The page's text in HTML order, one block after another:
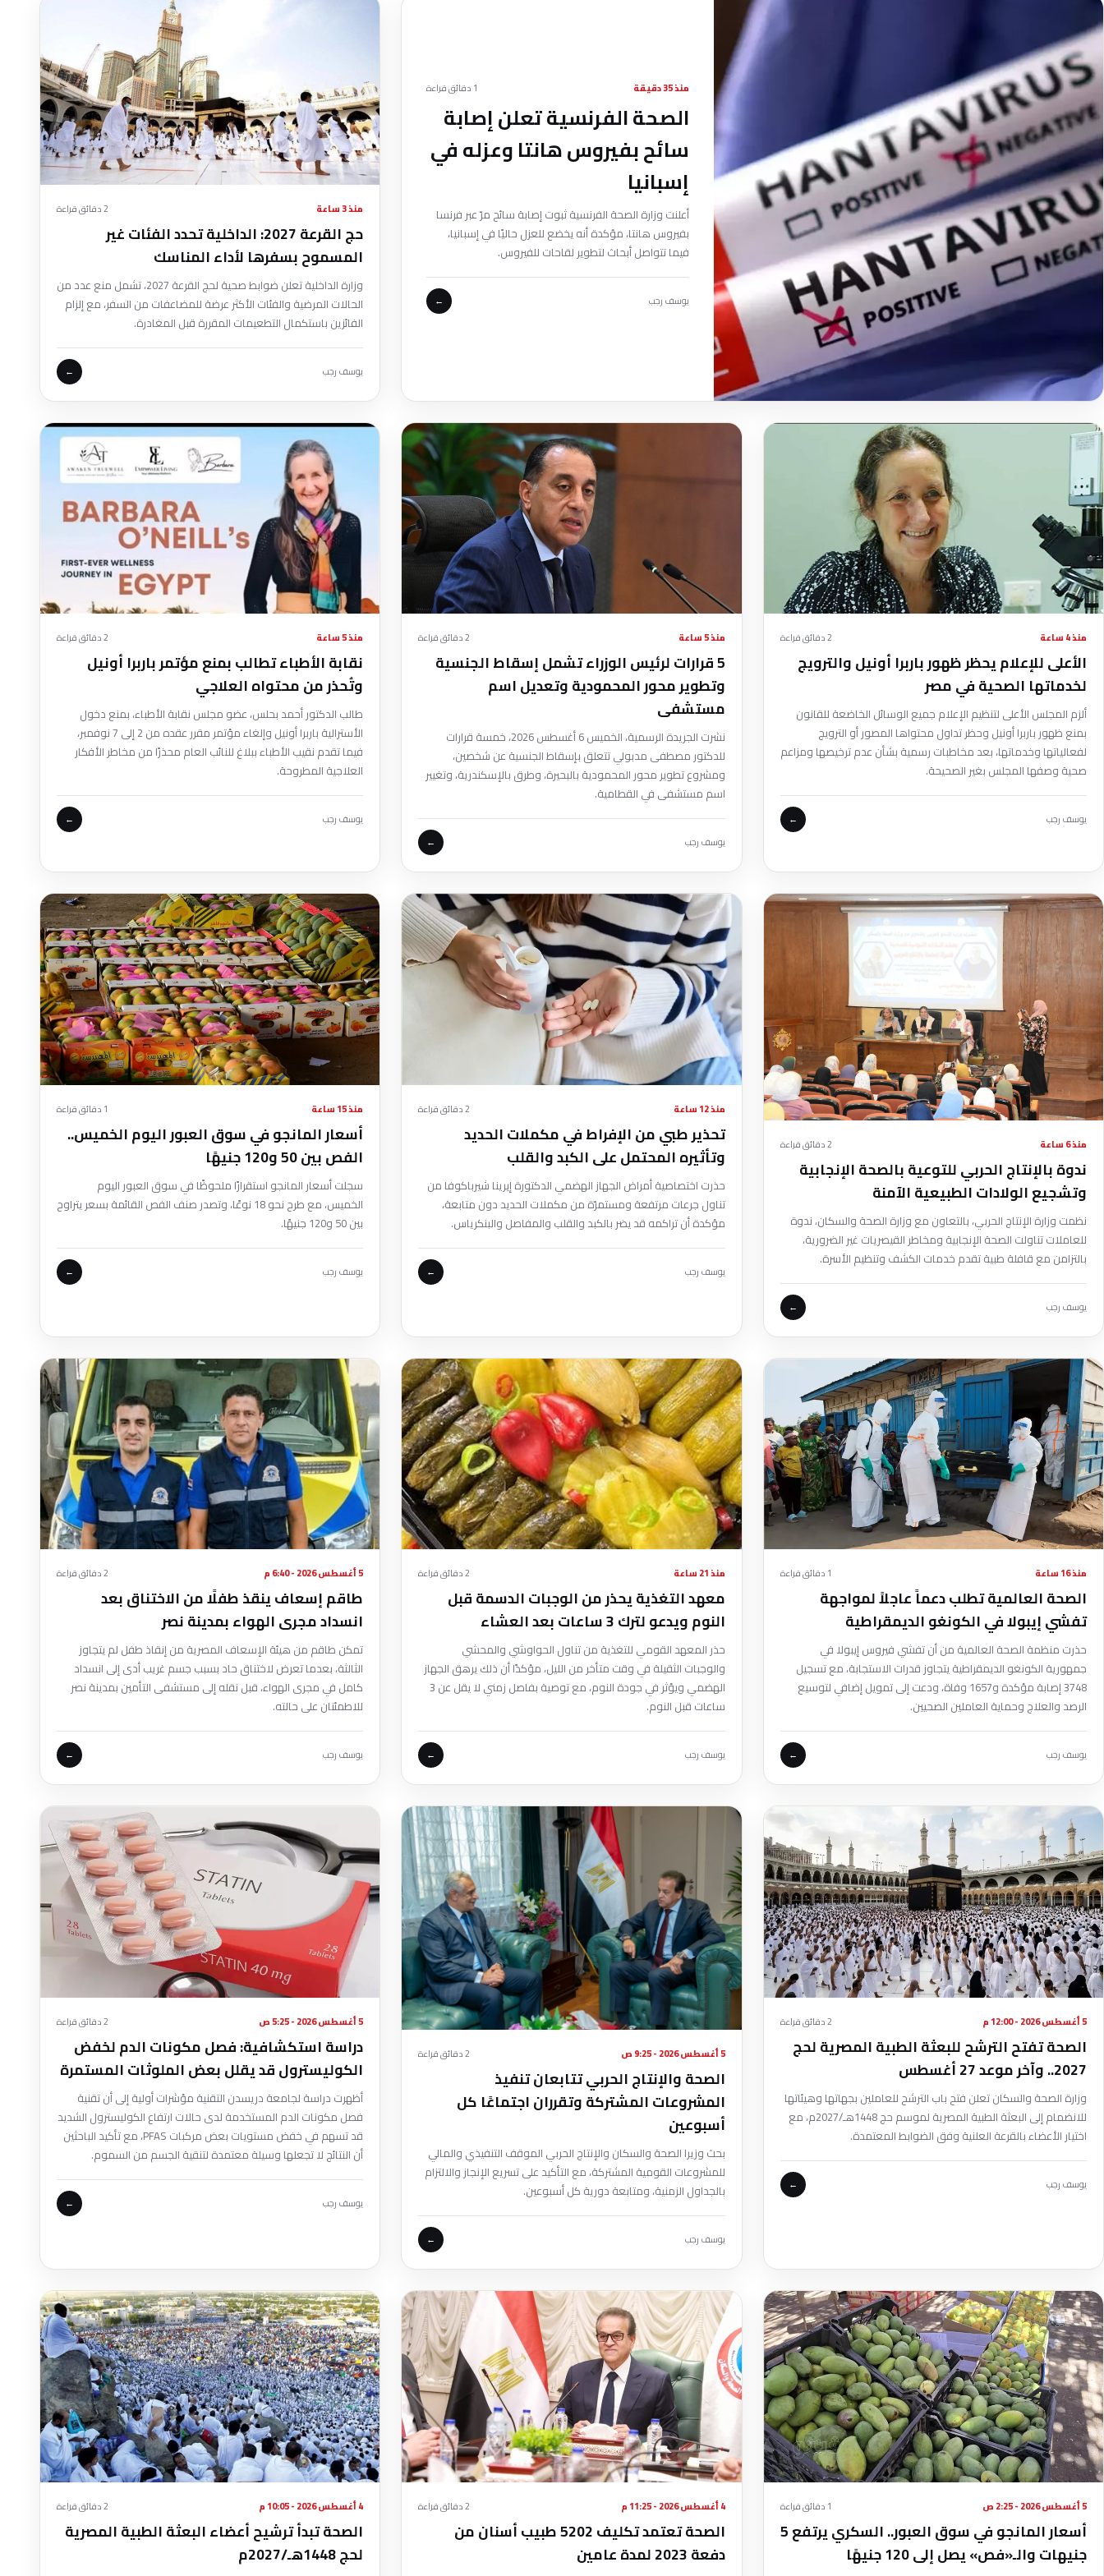
منذ 35 دقيقة 1 دقائق قراءة
الصحة الفرنسية تعلن إصابة
سائح بفيروس هانتا وعزله في
إسبانيا
أعلنت وزارة الصحة الفرنسية ثبوت إصابة سائح مرّ عبر فرنسا
بفيروس هانتا، مؤكدة أنه يخضع للعزل حاليًا في إسبانيا،
فيما تتواصل أبحاث لتطوير لقاحات للفيروس.
يوسف رجب ←
منذ 3 ساعة 2 دقائق قراءة
حج القرعة 2027: الداخلية تحدد الفئات غير
المسموح بسفرها لأداء المناسك
وزارة الداخلية تعلن ضوابط صحية لحج القرعة 2027، تشمل منع عدد من
الحالات المرضية والفئات الأكثر عرضة للمضاعفات من السفر، مع إلزام
الفائزين باستكمال التطعيمات المقررة قبل المغادرة.
يوسف رجب ←
منذ 4 ساعة 2 دقائق قراءة
الأعلى للإعلام يحظر ظهور باربرا أونيل والترويج
لخدماتها الصحية في مصر
ألزم المجلس الأعلى لتنظيم الإعلام جميع الوسائل الخاضعة للقانون
بمنع ظهور باربرا أونيل وحظر تداول محتواها المصور أو الترويج
لفعالياتها وخدماتها، بعد مخاطبات رسمية بشأن عدم ترخيصها ومزاعم
صحية وصفها المجلس بغير الصحيحة.
يوسف رجب ←
منذ 5 ساعة 2 دقائق قراءة
5 قرارات لرئيس الوزراء تشمل إسقاط الجنسية
وتطوير محور المحمودية وتعديل اسم
مستشفى
نشرت الجريدة الرسمية، الخميس 6 أغسطس 2026، خمسة قرارات
للدكتور مصطفى مدبولي تتعلق بإسقاط الجنسية عن شخصين،
ومشروع تطوير محور المحمودية بالبحيرة، وطرق بالإسكندرية، وتغيير
اسم مستشفى في القطامية.
يوسف رجب ←
منذ 5 ساعة 2 دقائق قراءة
نقابة الأطباء تطالب بمنع مؤتمر باربرا أونيل
وتُحذر من محتواه العلاجي
طالب الدكتور أحمد بحلس، عضو مجلس نقابة الأطباء، بمنع دخول
الأسترالية باربرا أونيل وإلغاء مؤتمر مقرر عقده من 2 إلى 7 نوفمبر،
فيما تقدم نقيب الأطباء ببلاغ للنائب العام محذرًا من مخاطر الأفكار
العلاجية المطروحة.
يوسف رجب ←
منذ 6 ساعة 2 دقائق قراءة
ندوة بالإنتاج الحربي للتوعية بالصحة الإنجابية
وتشجيع الولادات الطبيعية الآمنة
نظمت وزارة الإنتاج الحربي، بالتعاون مع وزارة الصحة والسكان، ندوة
للعاملات تناولت الصحة الإنجابية ومخاطر القيصريات غير الضرورية،
بالتزامن مع قافلة طبية تقدم خدمات الكشف وتنظيم الأسرة.
يوسف رجب ←
منذ 12 ساعة 2 دقائق قراءة
تحذير طبي من الإفراط في مكملات الحديد
وتأثيره المحتمل على الكبد والقلب
حذرت اختصاصية أمراض الجهاز الهضمي الدكتورة إيرينا شيرباكوفا من
تناول جرعات مرتفعة ومستمرّة من مكملات الحديد دون متابعة،
مؤكدة أن تراكمه قد يضر بالكبد والقلب والمفاصل والبنكرياس.
يوسف رجب ←
منذ 15 ساعة 1 دقائق قراءة
أسعار المانجو في سوق العبور اليوم الخميس..
الفص بين 50 و120 جنيهًا
سجلت أسعار المانجو استقرارًا ملحوظًا في سوق العبور اليوم
الخميس، مع طرح نحو 18 نوعًا، وتصدر صنف الفص القائمة بسعر يتراوح
بين 50 و120 جنيهًا.
يوسف رجب ←
منذ 16 ساعة 1 دقائق قراءة
الصحة العالمية تطلب دعماً عاجلاً لمواجهة
تفشي إيبولا في الكونغو الديمقراطية
حذرت منظمة الصحة العالمية من أن تفشي فيروس إيبولا في
جمهورية الكونغو الديمقراطية يتجاوز قدرات الاستجابة، مع تسجيل
3748 إصابة مؤكدة و1657 وفاة، ودعت إلى تمويل إضافي لتوسيع
الرصد والعلاج وحماية العاملين الصحيين.
يوسف رجب ←
منذ 21 ساعة 2 دقائق قراءة
معهد التغذية يحذر من الوجبات الدسمة قبل
النوم ويدعو لترك 3 ساعات بعد العشاء
حذر المعهد القومي للتغذية من تناول الحواوشي والمحشي
والوجبات الثقيلة في وقت متأخر من الليل، مؤكدًا أن ذلك يرهق الجهاز
الهضمي ويؤثر في جودة النوم، مع توصية بفاصل زمني لا يقل عن 3
ساعات قبل النوم.
يوسف رجب ←
5 أغسطس 2026 - 6:40 م 2 دقائق قراءة
طاقم إسعاف ينقذ طفلًا من الاختناق بعد
انسداد مجرى الهواء بمدينة نصر
تمكن طاقم من هيئة الإسعاف المصرية من إنقاذ طفل لم يتجاوز
الثالثة، بعدما تعرض لاختناق حاد بسبب جسم غريب أدى إلى انسداد
كامل في مجرى الهواء، قبل نقله إلى مستشفى التأمين بمدينة نصر
للاطمئنان على حالته.
يوسف رجب ←
5 أغسطس 2026 - 12:00 م 2 دقائق قراءة
الصحة تفتح الترشح للبعثة الطبية المصرية لحج
2027.. وآخر موعد 27 أغسطس
وزارة الصحة والسكان تعلن فتح باب الترشح للعاملين بجهاتها وهيئاتها
للانضمام إلى البعثة الطبية المصرية لموسم حج 1448هـ/2027م، مع
اختيار الأعضاء بالقرعة العلنية وفق الضوابط المعتمدة.
يوسف رجب ←
5 أغسطس 2026 - 9:25 ص 2 دقائق قراءة
الصحة والإنتاج الحربي تتابعان تنفيذ
المشروعات المشتركة وتقرران اجتماعًا كل
أسبوعين
بحث وزيرا الصحة والسكان والإنتاج الحربي الموقف التنفيذي والمالي
للمشروعات القومية المشتركة، مع التأكيد على تسريع الإنجاز والالتزام
بالجداول الزمنية، ومتابعة دورية كل أسبوعين.
يوسف رجب ←
5 أغسطس 2026 - 5:25 ص 2 دقائق قراءة
دراسة استكشافية: فصل مكونات الدم لخفض
الكوليسترول قد يقلل بعض الملوثات المستمرة
أظهرت دراسة لجامعة دريسدن التقنية مؤشرات أولية إلى أن تقنية
فصل مكونات الدم المستخدمة لدى حالات ارتفاع الكوليسترول الشديد
قد تسهم في خفض مستويات بعض مركبات PFAS، مع تأكيد الباحثين
أن النتائج لا تجعلها وسيلة معتمدة لتنقية الجسم من السموم.
يوسف رجب ←
5 أغسطس 2026 - 2:25 ص 1 دقائق قراءة
أسعار المانجو في سوق العبور.. السكري يرتفع 5
جنيهات والـ«فص» يصل إلى 120 جنيهًا
4 أغسطس 2026 - 11:25 م 2 دقائق قراءة
الصحة تعتمد تكليف 5202 طبيب أسنان من
دفعة 2023 لمدة عامين
4 أغسطس 2026 - 10:05 م 2 دقائق قراءة
الصحة تبدأ ترشيح أعضاء البعثة الطبية المصرية
لحج 1448هـ/2027م